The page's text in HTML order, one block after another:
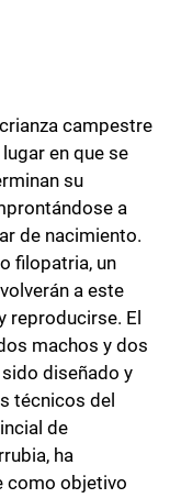
campestre
en que se
su
a
de nacimiento.
filopatria, un
a este
reproducirse. El
machos y dos
diseñado y
técnicos del
de
ha
como objetivo